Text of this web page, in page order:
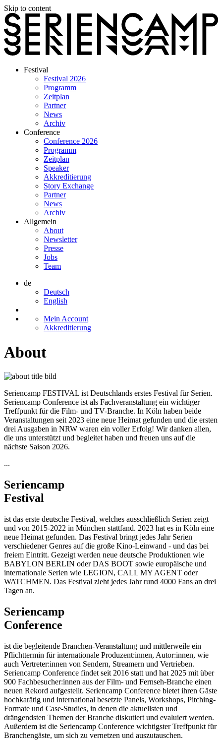
Skip to content
Festival
Festival 2026
Programm
Zeitplan
Partner
News
Archiv
Conference
Conference 2026
Programm
Zeitplan
Speaker
Akkreditierung
Story Exchange
Partner
News
Archiv
Allgemein
About
Newsletter
Presse
Jobs
Team
de
Deutsch
English
Mein Account
Akkreditierung
About
Seriencamp FESTIVAL ist Deutschlands erstes Festival für Serien.
Seriencamp Conference ist als Fachveranstaltung ein wichtiger
Treffpunkt für die Film- und TV-Branche. In Köln haben beide
Veranstaltungen seit 2023 eine neue Heimat gefunden und die ersten
drei Ausgaben in NRW waren ein voller Erfolg! Wir danken allen,
die uns unterstützt und begleitet haben und freuen uns auf die
nächste Saison 2026.
...
Seriencamp
Festival
ist das erste deutsche Festival, welches ausschließlich Serien zeigt
und von 2015-2022 in München stattfand. 2023 hat es in Köln eine
neue Heimat gefunden. Das Festival bringt jedes Jahr Serien
verschiedener Genres auf die große Kino-Leinwand - und das bei
freiem Eintritt. Gezeigt werden neue deutsche Produktionen wie
BABYLON BERLIN oder DAS BOOT sowie europäische und
internationale Serien wie LEGION, CALL MY AGENT oder
WATCHMEN. Das Festival zieht jedes Jahr rund 4000 Fans an drei
Tagen an.
Seriencamp
Conference
ist die begleitende Branchen-Veranstaltung und mittlerweile ein
Pflichttermin für internationale Produzent:innen, Autor:innen, wie
auch Vertreter:innen von Sendern, Streamern und Vertrieben.
Seriencamp Conference findet seit 2016 statt und hat 2025 mit über
900 Fachbesucher:innen aus der Film- und Fernseh-Branche einen
neuen Rekord aufgestellt. Seriencamp Conference bietet ihren Gäste
hochkarätig und international besetzte Panels, Workshops, Pitching-
Formate und Case-Studies, in denen die aktuellsten und
drängendsten Themen der Branche diskutiert und evaluiert werden.
Außerdem ist die Seriencamp Conference wichtigster Treffpunkt für
Branchengäste, um sich zu vernetzen und auszutauschen.